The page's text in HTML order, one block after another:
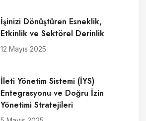
İşinizi Dönüştüren Esneklik,
Etkinlik ve Sektörel Derinlik
12 Mayıs 2025
İleti Yönetim Sistemi (İYS)
Entegrasyonu ve Doğru İzin
Yönetimi Stratejileri